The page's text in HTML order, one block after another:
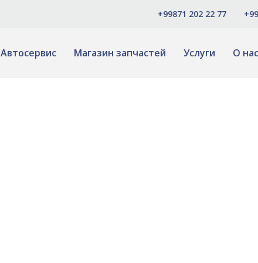
+99871 202 22 77
Автосервис Магазин запчастей Услуги О нас